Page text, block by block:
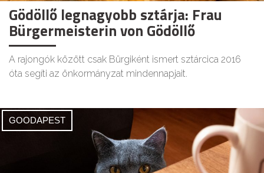
Gödöllő legnagyobb sztárja: Frau
Bürgermeisterin von Gödöllő
A rajongók között csak Bürgiként ismert sztárcica 2016
óta segíti az önkormányzat mindennapjait.
GOODAPEST